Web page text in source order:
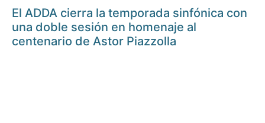
El ADDA cierra la temporada sinfónica con
una doble sesión en homenaje al
centenario de Astor Piazzolla